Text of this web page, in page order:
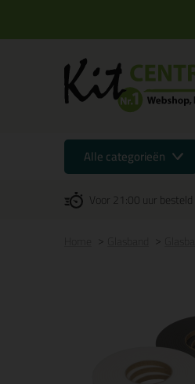
Alle categorieën
Voor 21:00 uur besteld